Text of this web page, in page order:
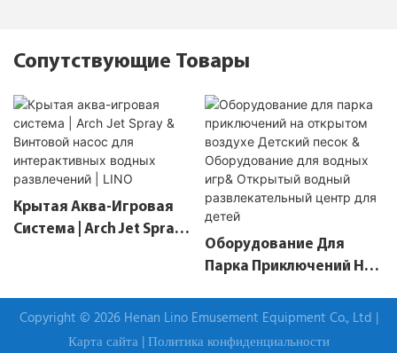
Сопутствующие Товары
Крытая Аква-Игровая
Система | Arch Jet Spray
Развлечений | LINO
Оборудование Для
Парка Приключений На
Детский Песок &
Copyright © 2026 Henan Lino Emusement Equipment Co., Ltd |
Карта сайта |Политика конфиденциальности